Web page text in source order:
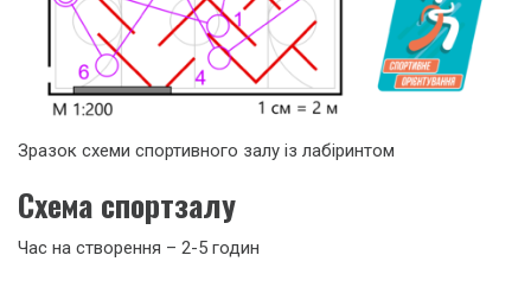
Зразок схеми спортивного залу із лабіринтом
Схема спортзалу
Час на створення – 2-5 годин